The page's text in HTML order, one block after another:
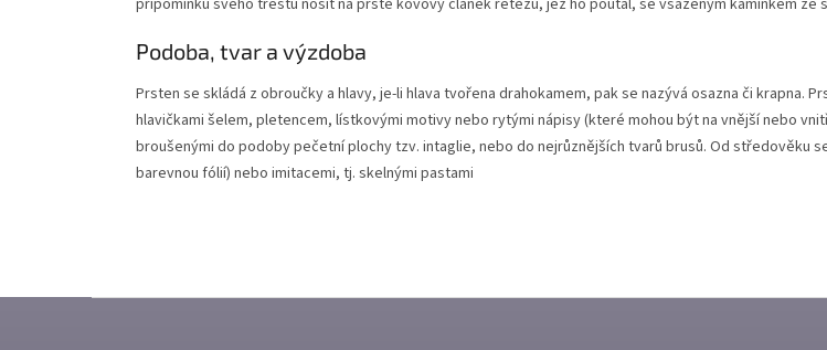
Podoba, tvar a výzdoba
Prsten se skládá z obroučky a hlavy, je-li hlava tvořena drahokamem, pak se nazývá osazna či
hlavičkami šelem, pletencem, lístkovými motivy nebo rytými nápisy (které mohou být na vnější nebo
broušenými do podoby pečetní plochy tzv. intaglie, nebo do nejrůznějších tvarů brusů. Od středověku
barevnou fólií) nebo imitacemi, tj. skelnými pastami